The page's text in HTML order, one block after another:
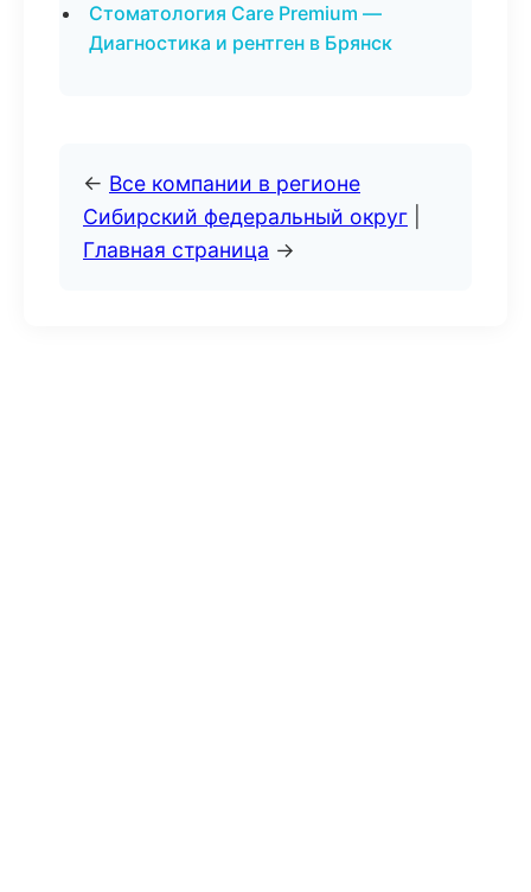
Стоматология Care Premium —
Диагностика и рентген в Брянск
← Все компании в регионе
Сибирский федеральный округ
Главная страница →